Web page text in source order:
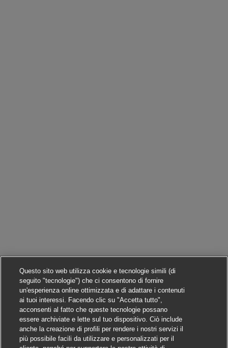
Questo sito web utilizza cookie e tecnologie simili (di
seguito "tecnologie") che ci consentono di fornire
un'esperienza online ottimizzata e di adattare i contenuti
ai tuoi interessi. Facendo clic su "Accetta tutto",
acconsenti al fatto che queste tecnologie possano
essere archiviate e lette sul tuo dispositivo. Ciò include
anche la creazione di profili per rendere i nostri servizi il
più possibile facili da utilizzare e personalizzati per il